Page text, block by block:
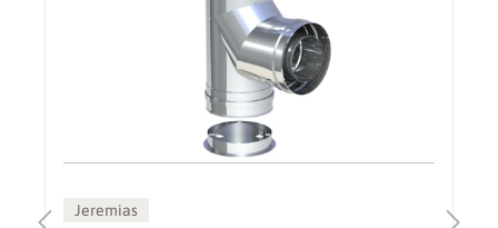
Jeremias